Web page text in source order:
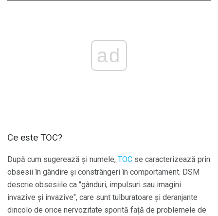
ad
Ce este TOC?
După cum sugerează și numele, TOC se caracterizează prin
obsesii în gândire și constrângeri în comportament. DSM
descrie obsesiile ca "gânduri, impulsuri sau imagini
invazive și invazive", care sunt tulburatoare și deranjante
dincolo de orice nervozitate sporită față de problemele de